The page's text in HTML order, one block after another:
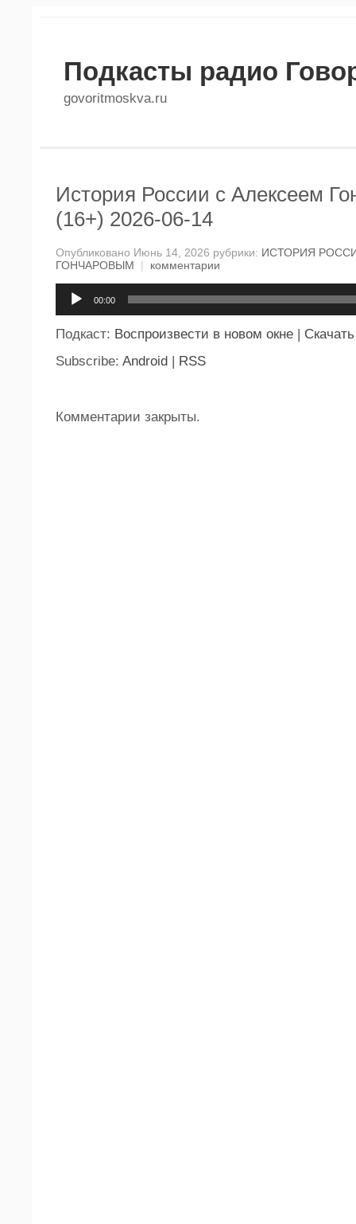
Подкасты радио
govoritmoskva.ru
История России с Алексеем
(16+) 2026-06-14
Опубликовано Июнь 14, 2026 рубрики: ИСТОРИЯ
ГОНЧАРОВЫМ
| комментарии
00:00
Подкаст: Воспроизвести в новом окне | Скачать
Subscribe: Android | RSS
Комментарии закрыты.